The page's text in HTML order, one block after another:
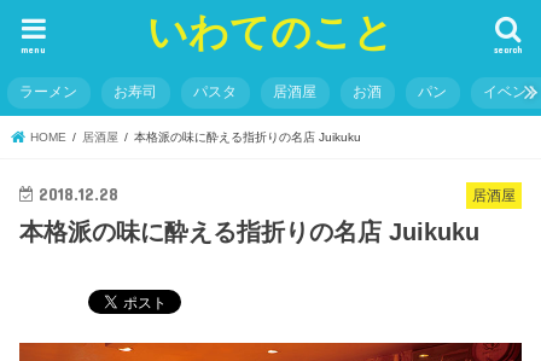
いわてのこと search
menu
ラーメン お寿司 パスタ 居酒屋 お酒 パン イベント
HOME 居酒屋 本格派の味に酔える指折りの名店 Juikuku
居酒屋
2018.12.28
本格派の味に酔える指折りの名店 Juikuku